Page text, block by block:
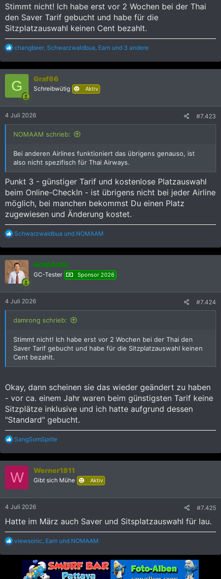
Stimmt nicht! Ich habe erst vor 2 Wochen bei der Thai
den Saver Tarif gebucht und habe für die
Sitzplatzauswahl keinen Cent bezahlt.
R
a
k
i
n
:
changbeer, Schwarzwaldbua, Earn und 3 andere
G Graf66
Schreibwütig Aktiv
4 Juli 2026 #7.423
NOMAAM schrieb:
Bei anderen Airlines funktioniert das übrigens genauso, ist
also nicht spezifisch für Thai Airways.
Punkt 3 - günstiger Tarif und kostenlose Platzauswahl
beim Online-CheckIn - ist übrigens nicht bei jeder Airline
möglich, bei manchen bekommst Du einen Platz
zugewiesen und Änderung kostet.
R
a
k
t
i
o
n
:
Schwarzwaldbua und NOMAAM
NOMAAM
GC-Tester Sponsor 2026
4 Juli 2026 #7.424
damrong schrieb:
Stimmt nicht! Ich habe erst vor 2 Wochen bei der Thai den
Saver Tarif gebucht und habe für die Sitzplatzauswahl keinen
Cent bezahlt.
Okay, dann scheinen sie das wieder geändert zu haben
- vor ca. einem Jahr waren beim günstigsten Tarif keine
Sitzplätze inklusive und ich hatte aufgrund dessen
"Standard" gebucht.
R
a
k
i
n
SangSomSprite
W Werner1811
Gibt sich Mühe Aktiv
4 Juli 2026 #7.425
Hatte im März auch Saver und Sitsplatzauswahl für lau.
R
a
viewsonic, Earn und NOMAAM